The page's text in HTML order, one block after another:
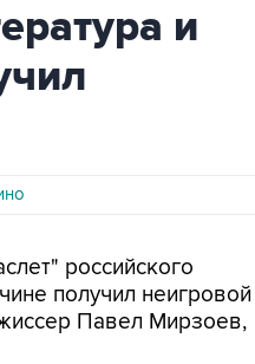
и
российского
получил неигровой
Павел Мирзоев,